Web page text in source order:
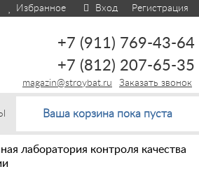
Избранное Вход Регистрация
+7 (911) 769-43-64
+7 (812) 207-65-35
Заказать звонок
magazin@stroybat.ru
Ваша корзина пока пуста
лаборатория контроля качества